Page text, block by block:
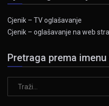
Cjenik – TV oglašavanje
Cjenik – oglašavanje na web
Pretraga prema imenu